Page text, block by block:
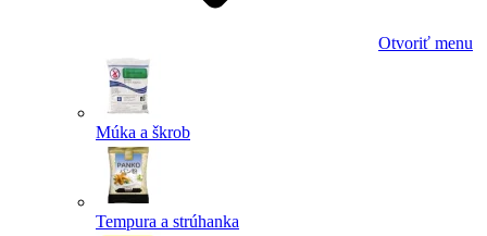
Otvoriť menu
Múka a škrob
Tempura a strúhanka
Powered by chaterimo